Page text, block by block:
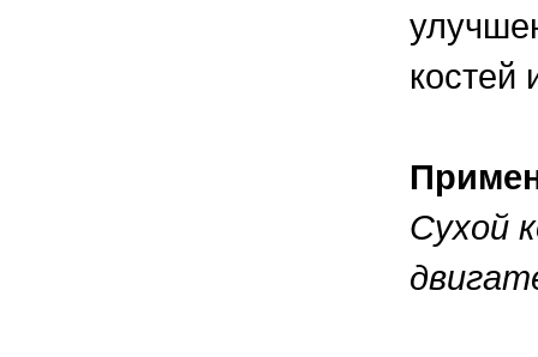
костей
Сухой